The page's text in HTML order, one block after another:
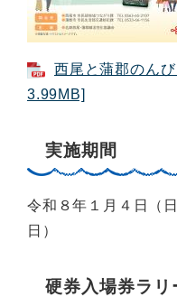
西尾と蒲郡のん
3.99MB]
実施期間
令和８年１月４日（
日）
硬券入場券ラリ